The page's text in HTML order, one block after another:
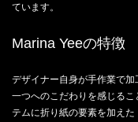
ています。
Marina Yeeの特徴
デザイナー自身が手作業で
一つへのこだわりを感じる
テムに折り紙の要素を加え